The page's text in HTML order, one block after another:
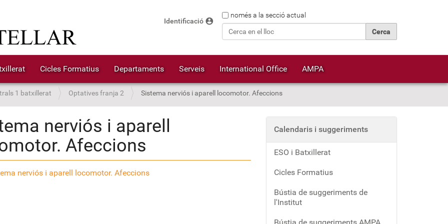
Cercanomés a la secció actual
Identificació account_circle
Cicles Formatius Departaments Serveis International Office AMPA
1 batxillerat Optatives franja 2 Sistema nerviós i aparell locomotor. Afeccions
nerviós i aparell
Afeccions
nerviós i aparell locomotor. Afeccions
Calendaris i suggeriments
ESO i Batxillerat
Cicles Formatius
Bústia de suggeriments de
l'Institut